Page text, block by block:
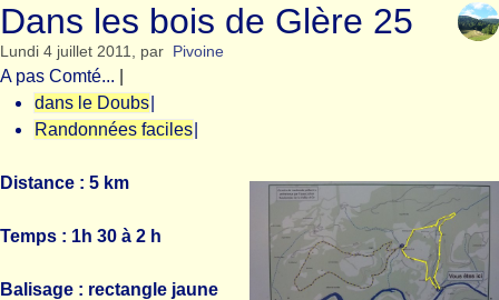
Dans les bois de Glère 25
Lundi 4 juillet 2011, par Pivoine
A pas Comté...
dans le Doubs
Randonnées faciles
Distance : 5 km
Temps : 1h 30 à 2 h
Balisage : rectangle jaune